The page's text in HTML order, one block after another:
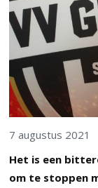
7 augustus 2021
Het is een
om te stoppen